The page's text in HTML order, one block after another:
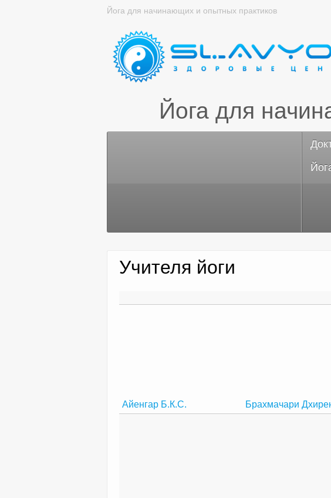
Йога для начинающих и опытных практиков
Йога для
Учителя йоги
Айенгар Б.К.С. Брахмачари